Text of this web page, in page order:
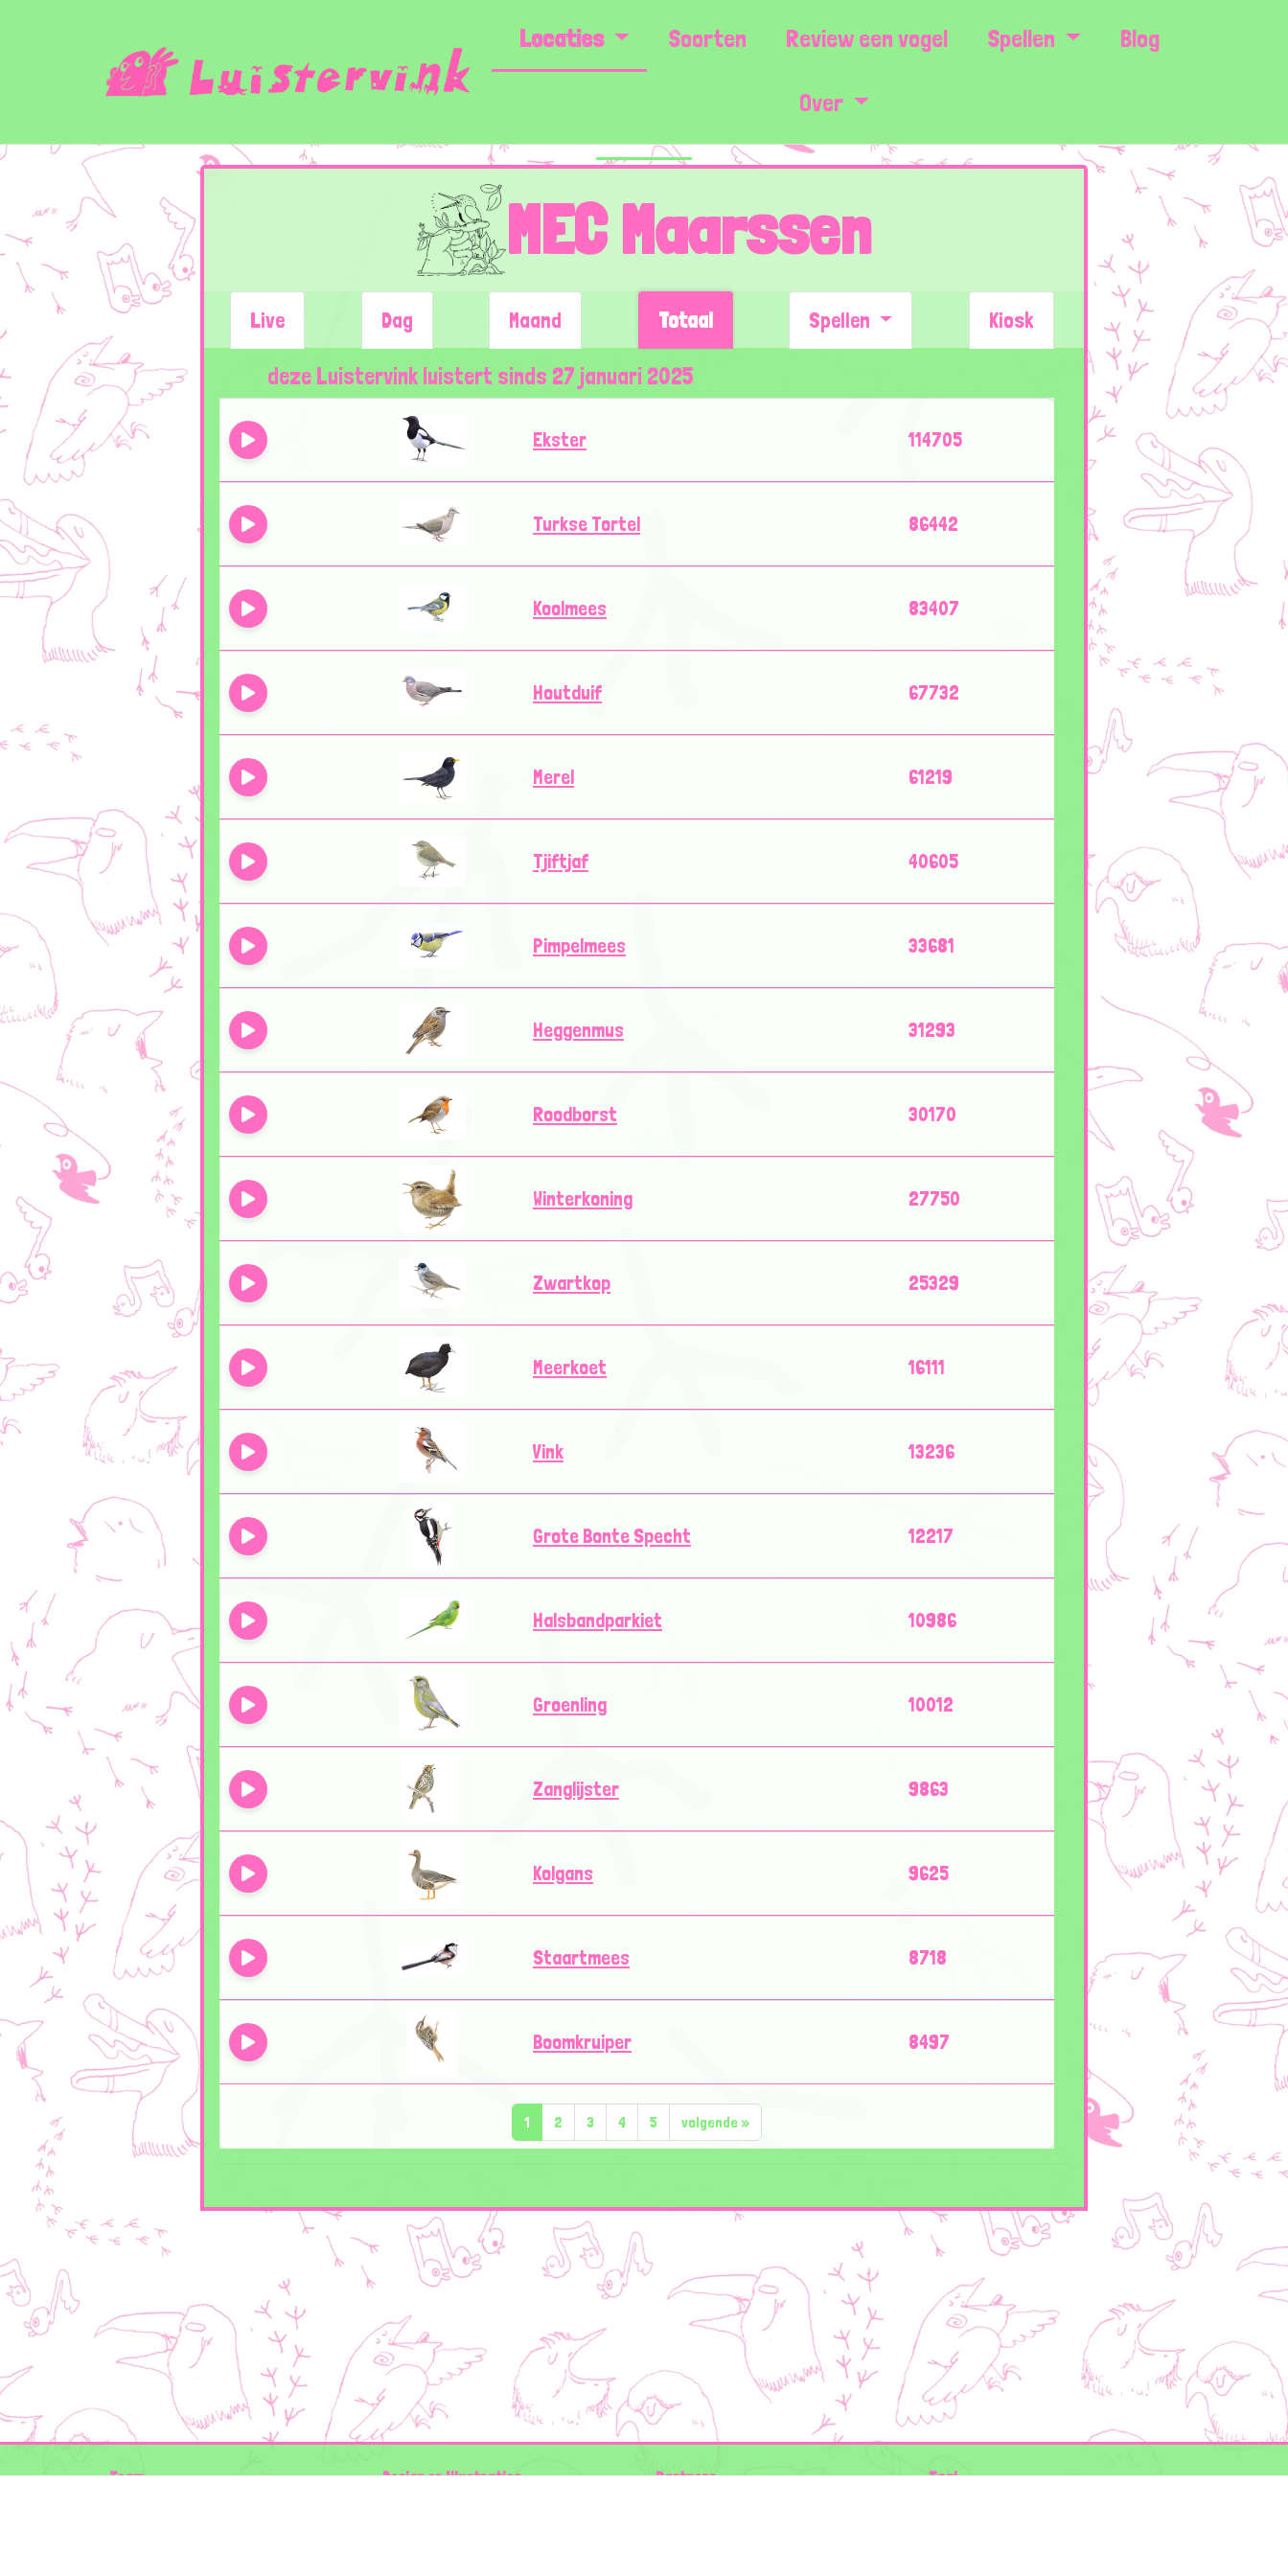
Locaties Soorten Review een vogel Spellen Blog
Over
MEC Maarssen
Live Dag Maand Totaal Spellen Kiosk
deze Luistervink luistert sinds 27 januari 2025
Ekster 114705
Turkse Tortel 86442
Koolmees 83407
Houtduif 67732
Merel 61219
Tjiftjaf 40605
Pimpelmees 33681
Heggenmus 31293
Roodborst 30170
Winterkoning 27750
Zwartkop 25329
Meerkoet 16111
Vink 13236
Grote Bonte Specht 12217
Halsbandparkiet 10986
Groenling 10012
Zanglijster 9863
Kolgans 9625
Staartmees 8718
Boomkruiper 8497
1 2 3 4 5 volgende»
Team Design en Illustraties Partners Taal